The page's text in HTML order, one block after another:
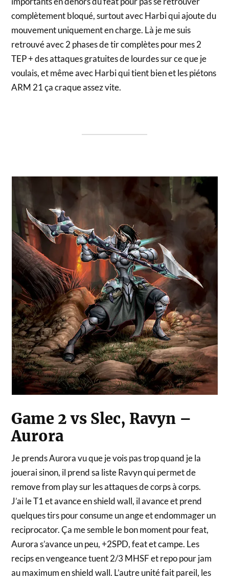
complètement bloqué, surtout avec Harbi qui ajoute du
mouvement uniquement en charge. Là je me suis
retrouvé avec 2 phases de tir complètes pour mes 2
TEP + des attaques gratuites de lourdes sur ce que je
voulais, et même avec Harbi qui tient bien et les piétons
ARM 21 ça craque assez vite.
Game 2 vs Slec, Ravyn –
Aurora
Je prends Aurora vu que je vois pas trop quand je la
jouerai sinon, il prend sa liste Ravyn qui permet de
remove from play sur les attaques de corps à corps.
J’ai le T1 et avance en shield wall, il avance et prend
quelques tirs pour consume un ange et endommager un
reciprocator. Ça me semble le bon moment pour feat,
Aurora s’avance un peu, +2SPD, feat et campe. Les
recips en vengeance tuent 2/3 MHSF et repo pour jam
au maximum en shield wall. L’autre unité fait pareil, les